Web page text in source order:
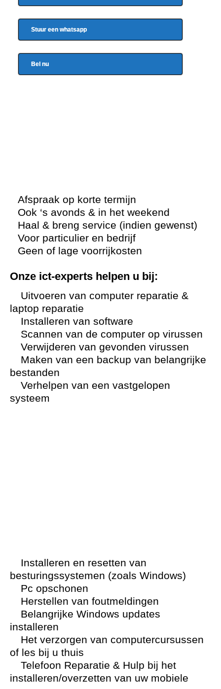
Stuur een whatsapp
Bel nu
Afspraak op korte termijn
Ook ‘s avonds & in het weekend
Haal & breng service (indien gewenst)
Voor particulier en bedrijf
Geen of lage voorrijkosten
Onze ict-experts helpen u bij:
Uitvoeren van computer reparatie &
laptop reparatie
Installeren van software
Scannen van de computer op virussen
Verwijderen van gevonden virussen
Maken van een backup van belangrijke
bestanden
Verhelpen van een vastgelopen
systeem
Installeren en resetten van
besturingssystemen (zoals Windows)
Pc opschonen
Herstellen van foutmeldingen
Belangrijke Windows updates
installeren
Het verzorgen van computercursussen
of les bij u thuis
Telefoon Reparatie & Hulp bij het
installeren/overzetten van uw mobiele